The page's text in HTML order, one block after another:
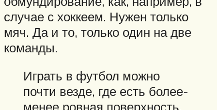
случае с хоккеем. Нужен только
мяч. Да и то, только один на две
команды.
Играть в футбол можно
почти везде, где есть более-
менее ровная поверхность,